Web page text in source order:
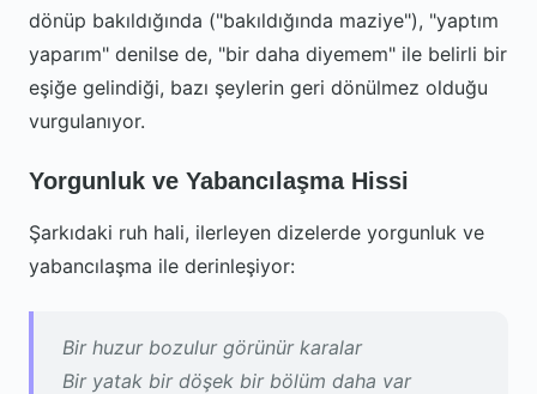
dönüp bakıldığında ("bakıldığında maziye"), "yaptım
yaparım" denilse de, "bir daha diyemem" ile belirli bir
eşiğe gelindiği, bazı şeylerin geri dönülmez olduğu
vurgulanıyor.
Yorgunluk ve Yabancılaşma Hissi
Şarkıdaki ruh hali, ilerleyen dizelerde yorgunluk ve
yabancılaşma ile derinleşiyor:
Bir huzur bozulur görünür karalar
Bir yatak bir döşek bir bölüm daha var